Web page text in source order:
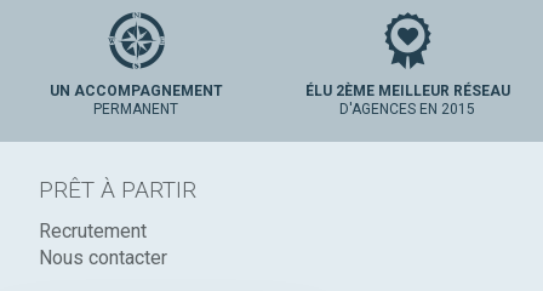
UN ACCOMPAGNEMENT
PERMANENT
ÉLU 2ÈME MEILLEUR RÉSEAU
D'AGENCES EN 2015
PRÊT À PARTIR
Recrutement
Nous contacter